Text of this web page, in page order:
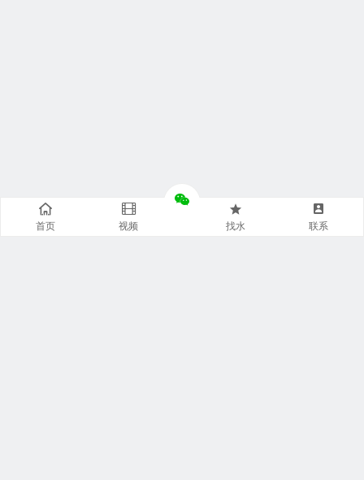
首页 视频 找水 联系